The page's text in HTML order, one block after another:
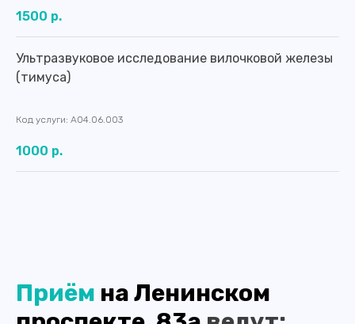
1500 р.
Ультразвуковое исследование вилочковой железы
(тимуса)
Код услуги: A04.06.003
1000 р.
Приём на Ленинском
Контакты